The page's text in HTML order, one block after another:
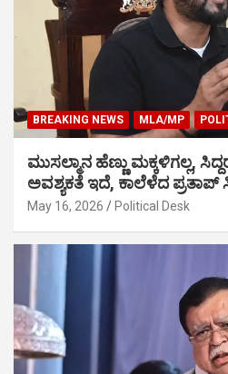
BREAKING NEWS MLA/MP
ಮುಸಲ್ಮಾನ ಹೆಣ್ಣು ಮಕ್ಕಳಿಗಲ್ಲ,
ಅವಶ್ಯಕತೆ ಇದೆ, ಕಾಲೆಳೆದ ಪ್ರತಾಪ್
May 16, 2026 Political Desk